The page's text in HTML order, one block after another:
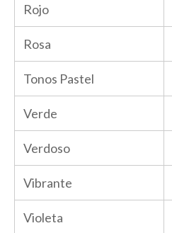
Rojo
Rosa
Tonos Pastel
Verde
Verdoso
Vibrante
Violeta